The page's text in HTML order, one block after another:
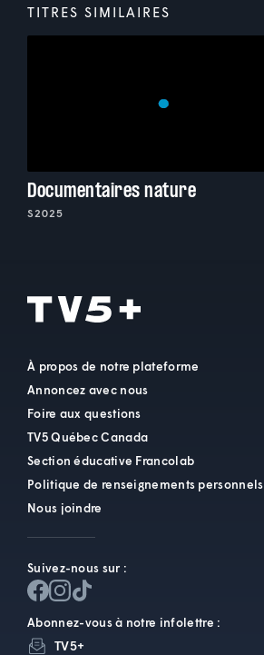
TITRES SIMILAIRES
Documentaires nature
S2025
À propos de notre plateforme
Annoncez avec nous
Foire aux questions
TV5 Québec Canada
Section éducative Francolab
Politique de renseignements personnels
Nous joindre
Suivez-nous sur :
Abonnez-vous à notre infolettre :
TV5+